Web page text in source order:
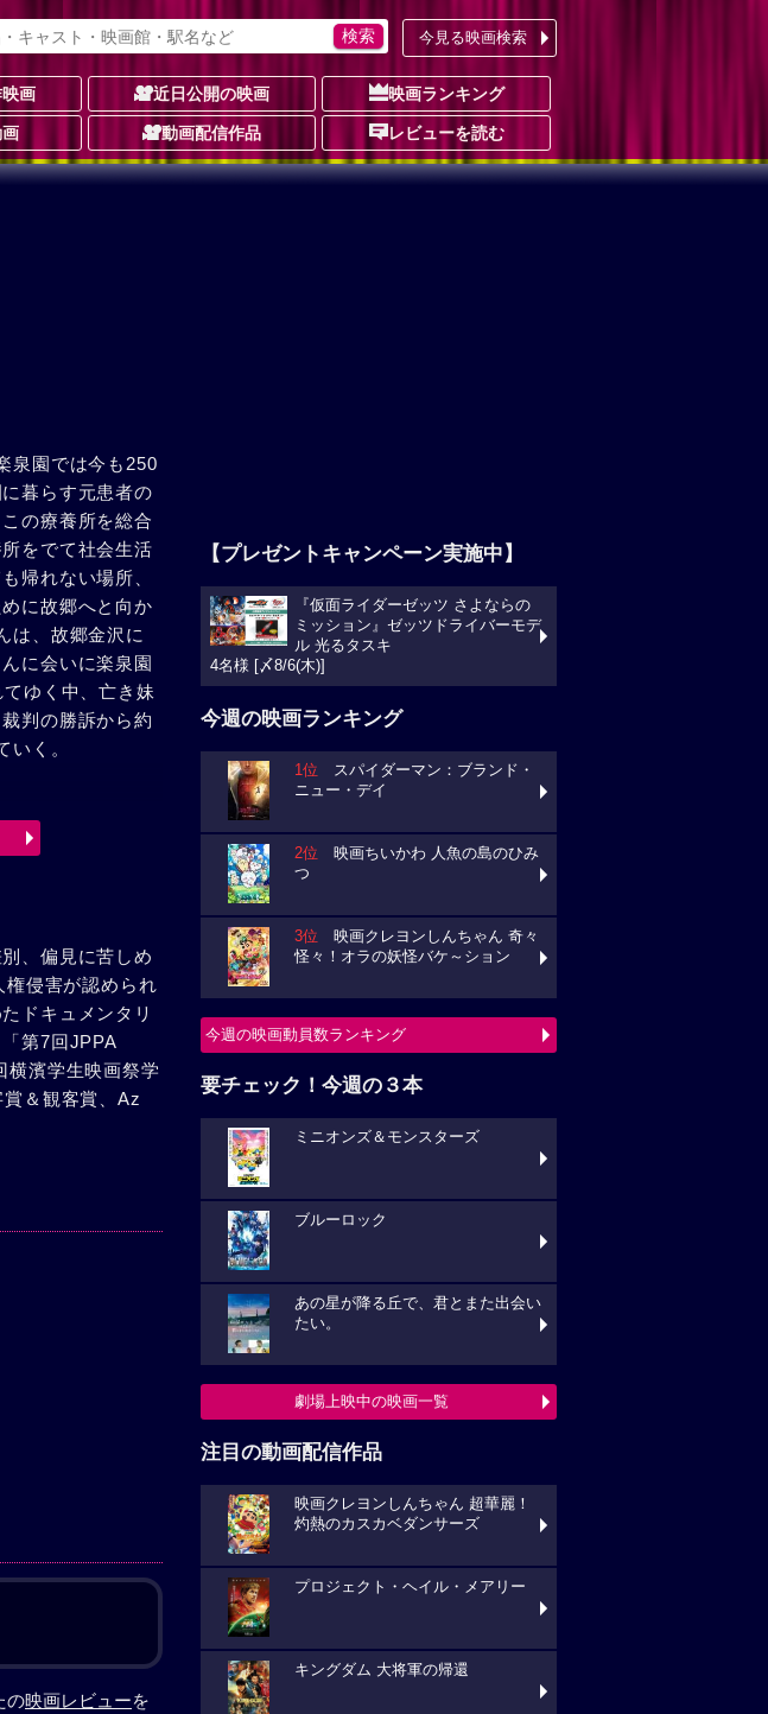
今見る映画検索
画 近日公開の映画 映画ランキング
動画配信作品 レビューを読む
泉園では今も250
暮らす元患者の
の療養所を総合
をでて社会生活
帰れない場所、
に故郷へと向か
は、故郷金沢に
に会いに楽泉園
ゆく中、亡き妹
判の勝訴から約
く。
、偏見に苦しめ
権侵害が認められ
ドキュメンタリ
第7回JPPA
横濱学生映画祭学
＆観客賞、Az
の映画レビューを
【プレゼントキャンペーン実施中】
『仮面ライダーゼッツ さよならの
ミッション』ゼッツドライバーモデ
ル 光るタスキ
4名様 [〆8/6(木)]
今週の映画ランキング
1位 スパイダーマン：ブランド・
ニュー・デイ
2位 映画ちいかわ 人魚の島のひみ
つ
3位 映画クレヨンしんちゃん 奇々
怪々！オラの妖怪バケ～ション
今週の映画動員数ランキング
要チェック！今週の３本
ミニオンズ＆モンスターズ
ブルーロック
あの星が降る丘で、君とまた出会い
たい。
劇場上映中の映画一覧
注目の動画配信作品
映画クレヨンしんちゃん 超華麗！
灼熱のカスカベダンサーズ
プロジェクト・ヘイル・メアリー
キングダム 大将軍の帰還